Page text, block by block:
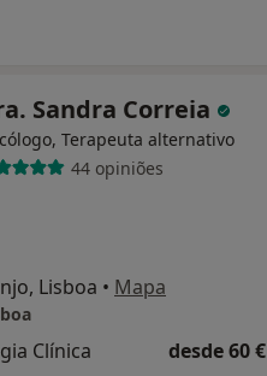
Sandra Correia
Terapeuta alternativo
44 opiniões
Lisboa • Mapa
Clínica desde 60 €